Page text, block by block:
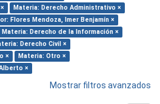
Materia: Derecho Administrativo ×
Flores Mendoza, Imer Benjamín ×
Materia: Derecho de la Información ×
Derecho Civil ×
×
Materia: Otro ×
×
Mostrar filtros avanzados